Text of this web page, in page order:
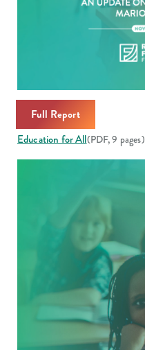
Full Report
Education for All(PDF, 9 pages)